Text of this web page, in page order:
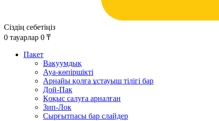
Сіздің себетіңіз
0 тауарлар 0 ₸
Пакет
Вакуумдық
Ауа-көпіршікті
Арнайы қолға ұстауыш тілігі бар
Дой-Пак
Қоқыс салуға арналған
Зип-Лок
Сырғытпасы бар слайдер